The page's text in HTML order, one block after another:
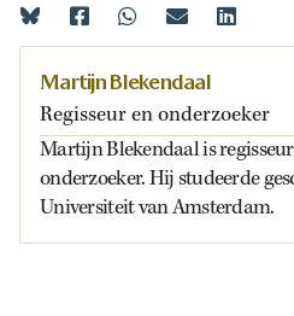
Martijn Blekendaal
Regisseur en onderzoeker
Martijn Blekendaal is
onderzoeker. Hij studeerde
Universiteit van Amsterdam.